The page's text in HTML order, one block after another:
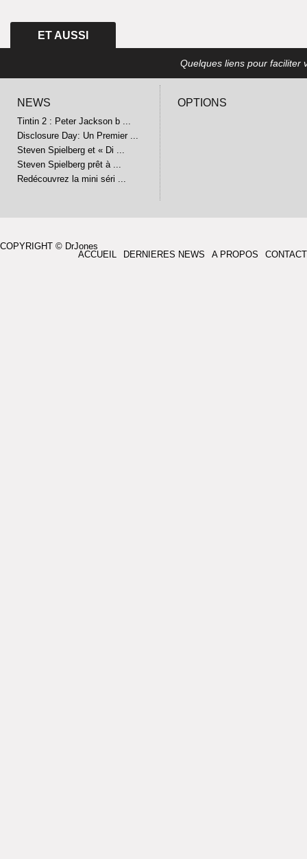
ET AUSSI
Quelques liens pour faciliter
NEWS
Tintin 2 : Peter Jackson b ...
Disclosure Day: Un Premier ...
Steven Spielberg et « Di ...
Steven Spielberg prêt à ...
Redécouvrez la mini séri ...
OPTIONS
COPYRIGHT © DrJones
ACCUEIL
DERNIERES NEWS A PROPOS CONTACT